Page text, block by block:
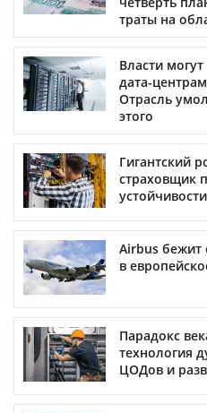
траты на
Власти
дата-
Отрасль
этого
Гигантский
страховщик
Airbus бежит
в
Парадокс
технология
ЦОДов и